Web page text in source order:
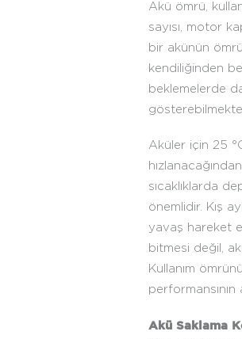
Akü ömrü,
sayısı, motor
bir akünün
kendiliğinden
beklemelerde
Aküler için 25
sıcaklıklarda
önemlidir. Kış
yavaş hareket
bitmesi değil,
Kullanım
performansının
Akü Saklama